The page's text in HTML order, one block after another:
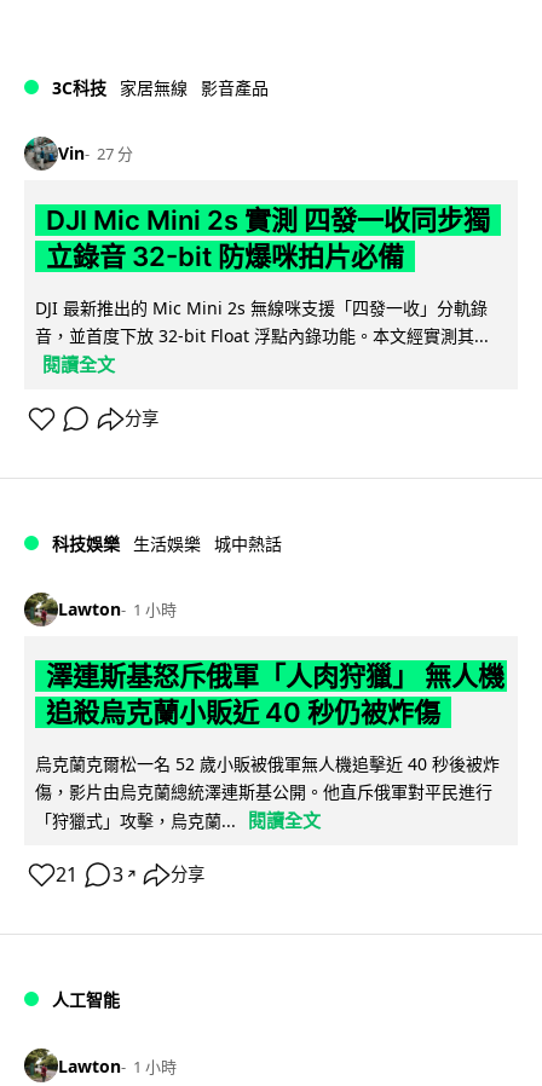
3C科技 家居無線 影音產品
Vin 27 分
DJI Mic Mini 2s 實測 四發一收同步獨
立錄音 32-bit 防爆咪拍片必備
DJI 最新推出的 Mic Mini 2s 無線咪支援「四發一收」分軌錄
音，並首度下放 32-bit Float 浮點內錄功能。本文經實測其...
閱讀全文
分享
科技娛樂 生活娛樂 城中熱話
Lawton 1 小時
澤連斯基怒斥俄軍「人肉狩獵」 無人機
追殺烏克蘭小販近 40 秒仍被炸傷
烏克蘭克爾松一名 52 歲小販被俄軍無人機追擊近 40 秒後被炸
傷，影片由烏克蘭總統澤連斯基公開。他直斥俄軍對平民進行
「狩獵式」攻擊，烏克蘭...
閱讀全文
21 3 ↗ 分享
人工智能
Lawton 1 小時